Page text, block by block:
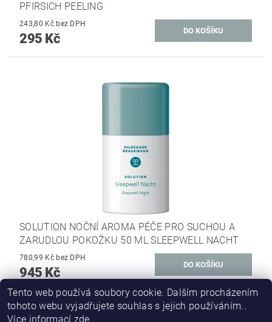
PFIRSICH PEELING
243,80 Kč bez DPH
295 Kč
SOLUTION NOČNÍ AROMA PÉČE PRO SUCHOU A
ZARUDLOU POKOŽKU 50 ML SLEEPWELL NACHT
780,99 Kč bez DPH
945 Kč
DALŠÍ PRODUKTY
Tento web používá soubory cookie. Dalším procházením
tohoto webu vyjadřujete souhlas s jejich používáním..
Více informací zde.